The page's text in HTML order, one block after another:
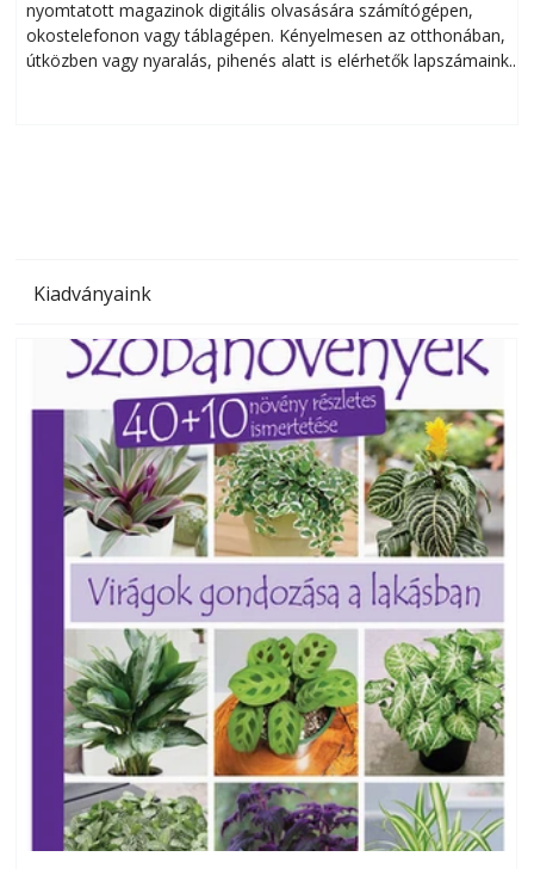
nyomtatott magazinok digitális olvasására számítógépen,
okostelefonon vagy táblagépen. Kényelmesen az otthonában,
útközben vagy nyaralás, pihenés alatt is elérhetők lapszámaink.
Kiadványaink